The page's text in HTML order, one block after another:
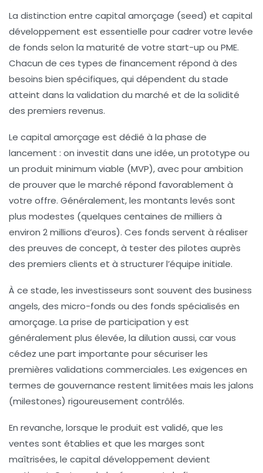
La distinction entre capital amorçage (seed) et capital
développement est essentielle pour cadrer votre levée
de fonds selon la maturité de votre start-up ou PME.
Chacun de ces types de financement répond à des
besoins bien spécifiques, qui dépendent du stade
atteint dans la validation du marché et de la solidité
des premiers revenus.
Le capital amorçage est dédié à la phase de
lancement : on investit dans une idée, un prototype ou
un produit minimum viable (MVP), avec pour ambition
de prouver que le marché répond favorablement à
votre offre. Généralement, les montants levés sont
plus modestes (quelques centaines de milliers à
environ 2 millions d’euros). Ces fonds servent à réaliser
des preuves de concept, à tester des pilotes auprès
des premiers clients et à structurer l’équipe initiale.
À ce stade, les investisseurs sont souvent des business
angels, des micro-fonds ou des fonds spécialisés en
amorçage. La prise de participation y est
généralement plus élevée, la dilution aussi, car vous
cédez une part importante pour sécuriser les
premières validations commerciales. Les exigences en
termes de gouvernance restent limitées mais les jalons
(milestones) rigoureusement contrôlés.
En revanche, lorsque le produit est validé, que les
ventes sont établies et que les marges sont
maîtrisées, le capital développement devient